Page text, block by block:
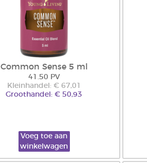
Common Sense 5 ml
41.50 PV
Kleinhandel: € 67,01
Groothandel: € 50,93
Voeg toe aan
winkelwagen